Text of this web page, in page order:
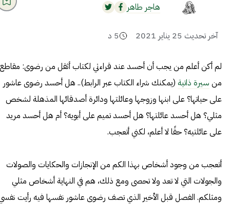
هاجر طاهر
آخر تحديث 25 يناير 2021 5 د
لم أكن أعلم من يجب أن أحسد عند قراءتي لكتاب أثقل من رضوى: مقاطع
من سيرة ذاتية (يمكنك شراء الكتاب عبر الرابط).. هل أحسد رضوى عاشور
على حياتها؟ على ابنها وزوجها وعائلتها ودائرة أصدقائها المذهلة لشخص
مثلي؟ هل أحسد عائلتها؟ هل أحسد تميم على أبويه؟ أم هل أحسد مريد
على عائلتيه؟ حقًا لا أعلم، لكني أتعجب.
أتعجب من وجود أشخاص بهذا الكم من الإنجازات والحكايات والصولات
والجولات التي لا تعد ولا تحصى ومع ذلك، هم في النهاية أشخاص مثلي
ومثلكم. الفصل قبل الأخير الذي تصف رضوى عاشور نفسها فيه رأيت